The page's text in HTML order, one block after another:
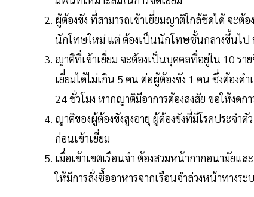
ผู้ต้องขัง ที่สามารถเข้าเยี่ยมญาติใกล้ชิดได้ จะ
นักโทษใหม่ แต่ ต้องเป็นนักโทษชั้นกลางขึ้นไป
ญาติที่เข้าเยี่ยม จะต้องเป็นบุคคลที่อยู่ใน 10 รา
เยี่ยมได้ไม่เกิน 5 คน ต่อผู้ต้องขัง 1 คน ซึ่งต้องด
24 ชั่วโมง หากญาติมีอาการต้องสงสัย ขอให้งดกา
ญาติของผู้ต้องขังสูงอายุ ผู้ต้องขังที่มีโรคประจำตั
ก่อนเข้าเยี่ยม
เมื่อเข้าเขตเรือนจำ ต้องสวมหน้ากากอนามัยแ
ให้มีการสั่งซื้ออาหารจากเรือนจำล่วงหน้าทางร